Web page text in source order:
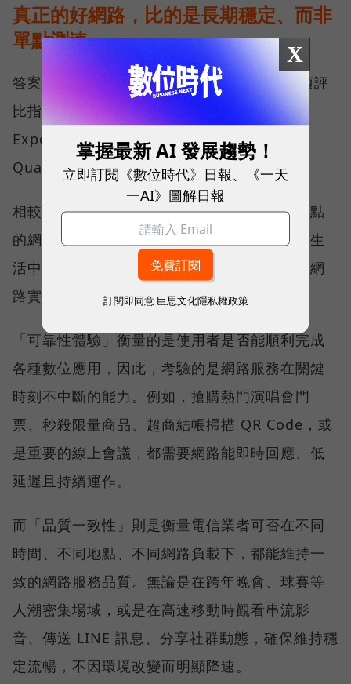
真正的好網路，比的是長期穩定、而非
單點測速
答案，就藏在 Opensignal 最具代表性的兩項評
比指標──可靠性體驗（Reliability
Experience）與品質一致性（Consistent
Quality）。
相較於傳統下載速度只反映單一時間、單一地點
的網路表現，這兩項指標更重視使用者在真實生
活中的整體體驗，因此也是最能反映電信業者網
路實力、最難取得的獎項。
「可靠性體驗」衡量的是使用者是否能順利完成
各種數位應用，因此，考驗的是網路服務在關鍵
時刻不中斷的能力。例如，搶購熱門演唱會門
票、秒殺限量商品、超商結帳掃描 QR Code，或
是重要的線上會議，都需要網路能即時回應、低
延遲且持續運作。
而「品質一致性」則是衡量電信業者可否在不同
時間、不同地點、不同網路負載下，都能維持一
致的網路服務品質。無論是在跨年晚會、球賽等
人潮密集場域，或是在高速移動時觀看串流影
音、傳送 LINE 訊息、分享社群動態，確保維持穩
定流暢，不因環境改變而明顯降速。
X
掌握最新 AI 發展趨勢！
立即訂閱《數位時代》日報、《一天
一AI》圖解日報
訂閱即同意 巨思文化隱私權政策